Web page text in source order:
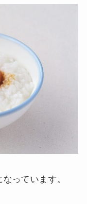
っています。